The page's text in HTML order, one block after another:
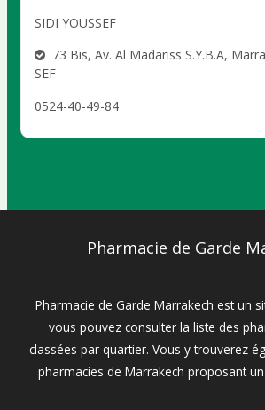
SIDI YOUSSEF
73 Bis, Av. Al Madariss S.Y.B.A,
SEF
0524-40-49-84
Pharmacie de Garde
Pharmacie de Garde Marrakech est un
vous pouvez consulter la liste des
classées par quartier. Vous y trouverez
pharmacies de Marrakech proposant